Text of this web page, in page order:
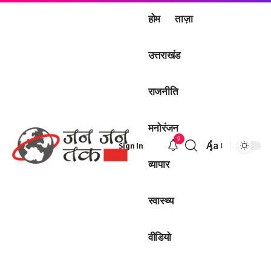
होम ताज़ा
उत्तराखंड
राजनीति
मनोरंजन
व्यापार
स्वास्थ्य
वीडियो
Sign In
9
Font
Aa